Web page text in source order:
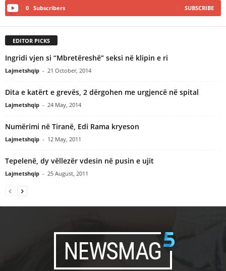
0 Subscribers SUBSCRIBE
EDITOR PICKS
Ingridi vjen si “Mbretëreshë” seksi në klipin e ri
Lajmetshqip - 21 October, 2014
Dita e katërt e grevës, 2 dërgohen me urgjencë në spital
Lajmetshqip - 24 May, 2014
Numërimi në Tiranë, Edi Rama kryeson
Lajmetshqip - 12 May, 2011
Tepelenë, dy vëllezër vdesin në pusin e ujit
Lajmetshqip - 25 August, 2011